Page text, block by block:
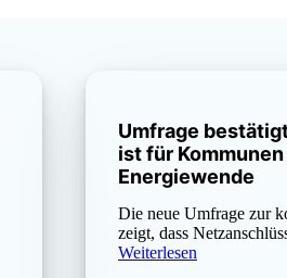
Umfrage
ist für
Energiewende
Die neue Umfrage zur
zeigt, dass
Weiterlesen